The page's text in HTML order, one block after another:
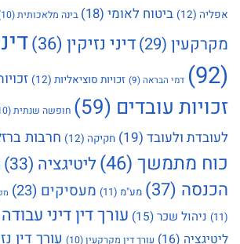
אפליה (12) ביטוח לאומי (18) בינה מלאכותית(10)
מקרקעין (29) דיני נזיקין (36)
(92)
דמי הבראה(9) זכויות סוציאליות (12)
זכויות עובדים (59) חופשה שנתית(10)
לעובדת ולעובד (19) חקיקה (12) חרבות
כוח מתמשך (46) ליטיגציה (33)
הכנסה (37) מע"מ (11) מעסיקים (23)
(11)
ניהול שכר(15) עורך דין דיני עבודה
ליטיגציה (16) עורך דין מקרקעין(10) עורך דין